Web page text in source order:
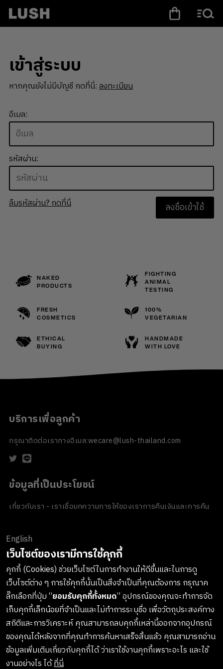
เข้าสู่ระบบ
หากคุณยังไม่มีบัญชี กดที่นี่:ลงทะเบียน
อีเมล:
รหัสผ่าน:
ลืมรหัสผ่าน? กดที่นี่ ลงชื่อเข้าใช้
NAKED
PRODUCTS
FIGHTING
ANIMAL
TESTING
FRESH
COSMETICS
100%
VEGETARIAN
ETHICAL
BUYING
HANDMADE
WITH LOVE
บริการเพื่อลูกค้า
กรุณาติดต่อเราทางอีเมล:wecare@lush-thailand.com
ข้อมูลที่เป็นประโยชน์
เกี่ยวกับเรา - เราเชื่อบทความการให้ของเราการคืนเงินและการคืน
ช่องทางการชำระเงิน
ลงทะเบียนรับข่าวสารจาก LUSH
เกาะติดทุกการอัพเดทสินค้าใหม่ๆ กิจกรรมต่างๆและอื่นๆอีกมากมาย
ทางบริษัทจะไม่เปิดเผยหรือเผยแพร่ข้อมูลส่วนตัวของคุณให้แก่
บุคคลที่สาม และคุณสามารถกดยกเลิกรับข่าวสารได้ทุกเมื่อ
English
เว็บไซต์ของเรามีการใช้คุกกี้
คุกกี้ (Cookies) ช่วยเว็บไซต์ในการทำงานให้ดีขึ้นและในการดู
เว็บไซต์ต่าง ๆ การใช้คุกกี้นั้นเป็นสิ่งจำเป็นที่คุณต้องการ กรุณาค
ลิ๊กเลือกที่ปุ่ม “ยอมรับคุกกี้ทั้งหมด” อุปกรณ์ของคุณจะทำการจัด
เก็บคุกกี้เล็กน้อยที่จำเป็นและไม่ทำการระบุชื่อ เพื่อวัตถุประสงค์ทาง
สถิติและการวิเคราะห์ คุณสามารถลบคุกกี้เหล่านี้ออกจากอุปกรณ์
ของคุณได้หลังจากที่คุณทำการค้นหาเสร็จสิ้นแล้ว คุณสามารถอ่าน
ข้อมูลเพิ่มเติมเกี่ยวกับคุกกี้ได้ ว่าเราใช้งานคุกกี้เพราะอะไร และใช้
งานอย่างไร ได้ที่นี่